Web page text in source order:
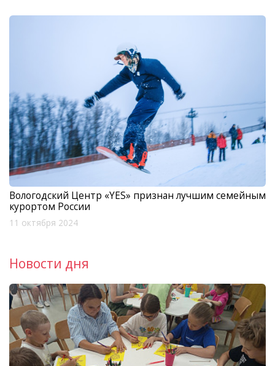
Вологодский Центр «YES» признан лучшим семейным
курортом России
11 октября 2024
Новости дня